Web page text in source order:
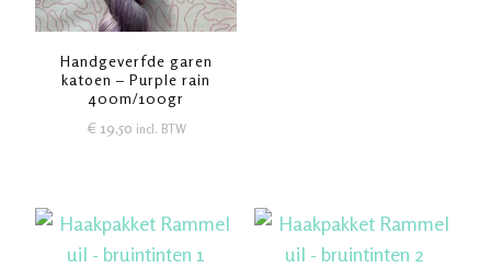
Handgeverfde garen
katoen – Purple rain
400m/100gr
€ 19,50 incl. BTW